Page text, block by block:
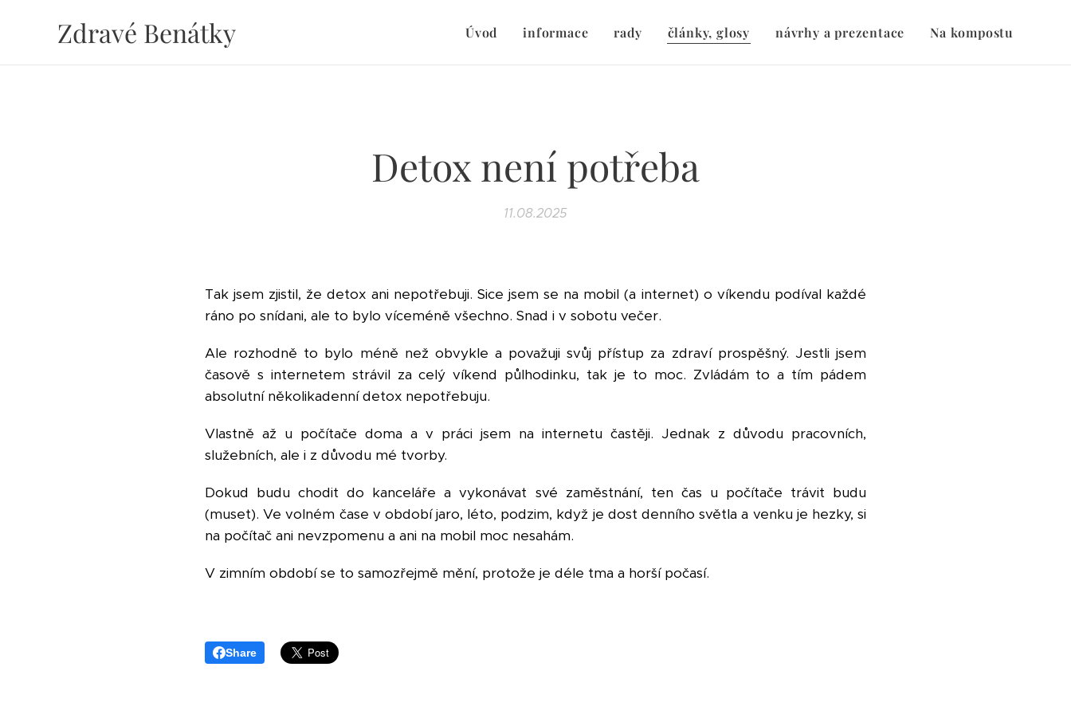
Zdravé Benátky Úvod informace rady články, glosy návrhy a prezentace Na kompostu
Detox není potřeba
11.08.2025
Tak jsem zjistil, že detox ani nepotřebuji. Sice jsem se na mobil (a internet) o víkendu podíval každé
ráno po snídani, ale to bylo víceméně všechno. Snad i v sobotu večer.
Ale rozhodně to bylo méně než obvykle a považuji svůj přístup za zdraví prospěšný. Jestli jsem
časově s internetem strávil za celý víkend půlhodinku, tak je to moc. Zvládám to a tím pádem
absolutní několikadenní detox nepotřebuju.
Vlastně až u počítače doma a v práci jsem na internetu častěji. Jednak z důvodu pracovních,
služebních, ale i z důvodu mé tvorby.
Dokud budu chodit do kanceláře a vykonávat své zaměstnání, ten čas u počítače trávit budu
(muset). Ve volném čase v období jaro, léto, podzim, když je dost denního světla a venku je hezky, si
na počítač ani nevzpomenu a ani na mobil moc nesahám.
V zimním období se to samozřejmě mění, protože je déle tma a horší počasí.
Share